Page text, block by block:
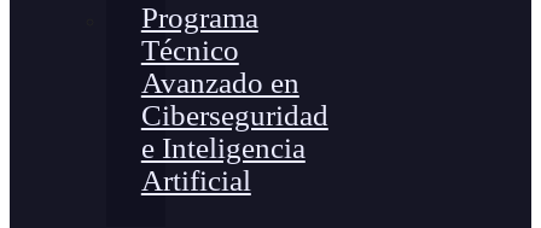
Programa
Técnico
Avanzado en
Ciberseguridad
e Inteligencia
Artificial